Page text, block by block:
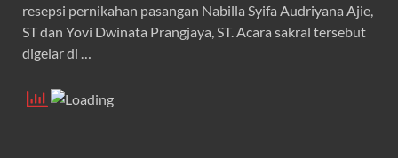
resepsi pernikahan pasangan Nabilla Syifa Audriyana Ajie,
ST dan Yovi Dwinata Prangjaya, ST. Acara sakral tersebut
digelar di …